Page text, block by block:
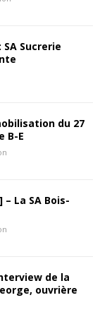
Sucrerie
du 27
B-E
La SA Bois-
de la
ouvrière